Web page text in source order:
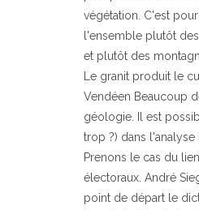
végétation. C'est
l'ensemble plutôt
et plutôt des
Le granit produit le
Vendéen Beaucoup
géologie. Il est
trop ?) dans
Prenons le cas du
électoraux. André
point de départ le